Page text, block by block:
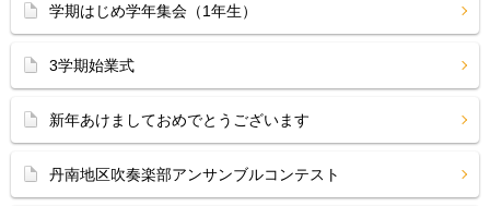
学期はじめ学年集会（1年生）
3学期始業式
新年あけましておめでとうございます
丹南地区吹奏楽部アンサンブルコンテスト